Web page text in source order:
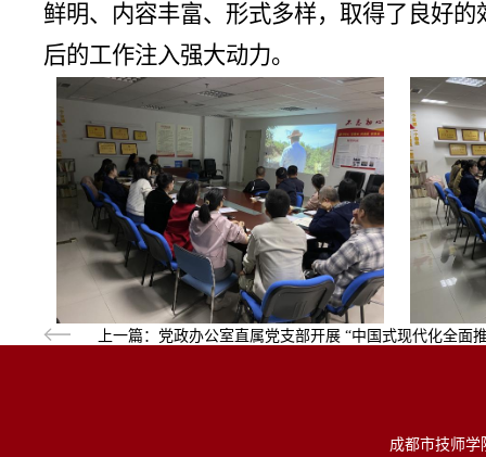
鲜明、内容丰富、形式多样，取得了良好
后的工作注入强大动力。
上一篇： 党政办公室直属党支部开展 “中国式现代化全面
成都市技师学